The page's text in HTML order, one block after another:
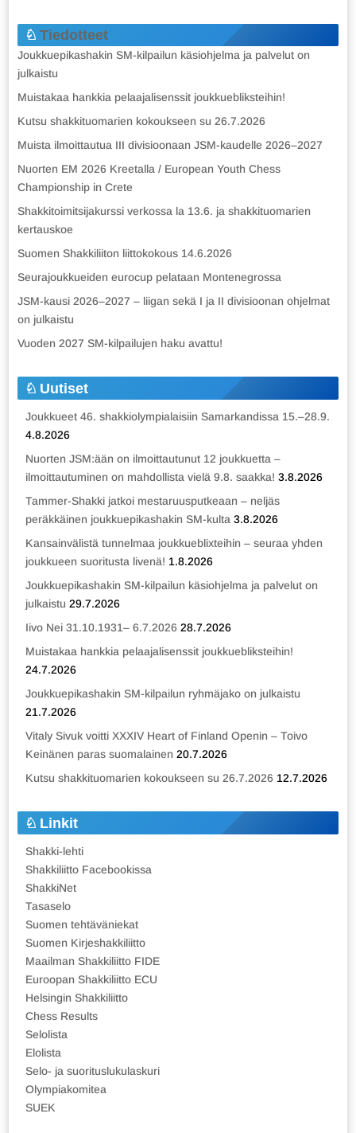
Tiedotteet
Joukkuepikashakin SM-kilpailun käsiohjelma ja palvelut on
julkaistu
Muistakaa hankkia pelaajalisenssit joukkuebliksteihin!
Kutsu shakkituomarien kokoukseen su 26.7.2026
Muista ilmoittautua III divisioonaan JSM-kaudelle 2026–2027
Nuorten EM 2026 Kreetalla / European Youth Chess
Championship in Crete
Shakkitoimitsijakurssi verkossa la 13.6. ja shakkituomarien
kertauskoe
Suomen Shakkiliiton liittokokous 14.6.2026
Seurajoukkueiden eurocup pelataan Montenegrossa
JSM-kausi 2026–2027 – liigan sekä I ja II divisioonan ohjelmat
on julkaistu
Vuoden 2027 SM-kilpailujen haku avattu!
Uutiset
Joukkueet 46. shakkiolympialaisiin Samarkandissa 15.–28.9.
4.8.2026
Nuorten JSM:ään on ilmoittautunut 12 joukkuetta –
ilmoittautuminen on mahdollista vielä 9.8. saakka! 3.8.2026
Tammer-Shakki jatkoi mestaruusputkeaan – neljäs
peräkkäinen joukkuepikashakin SM-kulta 3.8.2026
Kansainvälistä tunnelmaa joukkueblixteihin – seuraa yhden
joukkueen suoritusta livenä! 1.8.2026
Joukkuepikashakin SM-kilpailun käsiohjelma ja palvelut on
julkaistu 29.7.2026
Iivo Nei 31.10.1931– 6.7.2026 28.7.2026
Muistakaa hankkia pelaajalisenssit joukkuebliksteihin!
24.7.2026
Joukkuepikashakin SM-kilpailun ryhmäjako on julkaistu
21.7.2026
Vitaly Sivuk voitti XXXIV Heart of Finland Openin – Toivo
Keinänen paras suomalainen 20.7.2026
Kutsu shakkituomarien kokoukseen su 26.7.2026 12.7.2026
Linkit
Shakki-lehti
Shakkiliitto Facebookissa
ShakkiNet
Tasaselo
Suomen tehtäväniekat
Suomen Kirjeshakkiliitto
Maailman Shakkiliitto FIDE
Euroopan Shakkiliitto ECU
Helsingin Shakkiliitto
Chess Results
Selolista
Elolista
Selo- ja suorituslukulaskuri
Olympiakomitea
SUEK